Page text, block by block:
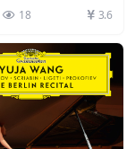
18 3.6